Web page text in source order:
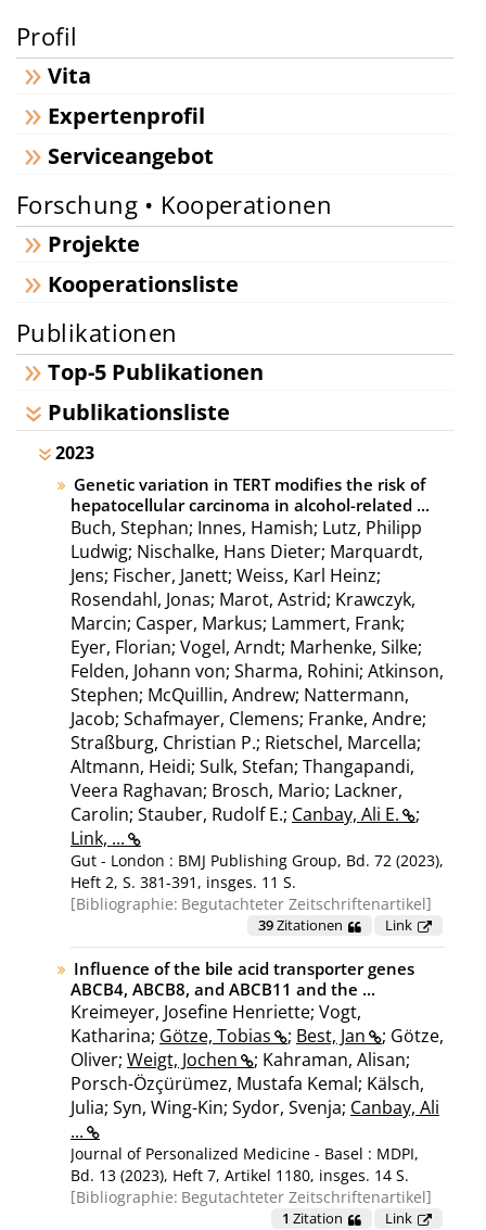
Profil
Vita
Expertenprofil
Serviceangebot
Forschung • Kooperationen
Projekte
Kooperationsliste
Publikationen
Top-5 Publikationen
Publikationsliste
2023
Genetic variation in TERT modifies the risk of
hepatocellular carcinoma in alcohol-related ...
Buch, Stephan; Innes, Hamish; Lutz, Philipp
Ludwig; Nischalke, Hans Dieter; Marquardt,
Jens; Fischer, Janett; Weiss, Karl Heinz;
Rosendahl, Jonas; Marot, Astrid; Krawczyk,
Marcin; Casper, Markus; Lammert, Frank;
Eyer, Florian; Vogel, Arndt; Marhenke, Silke;
Felden, Johann von; Sharma, Rohini; Atkinson,
Stephen; McQuillin, Andrew; Nattermann,
Jacob; Schafmayer, Clemens; Franke, Andre;
Straßburg, Christian P.; Rietschel, Marcella;
Altmann, Heidi; Sulk, Stefan; Thangapandi,
Veera Raghavan; Brosch, Mario; Lackner,
Carolin; Stauber, Rudolf E.; Canbay, Ali E.
;
Link, ...
Gut - London : BMJ Publishing Group, Bd. 72 (2023),
Heft 2, S. 381-391, insges. 11 S.
Bibliographie: Begutachteter Zeitschriftenartikel
Link
39Zitationen
Influence of the bile acid transporter genes
ABCB4, ABCB8, and ABCB11 and the ...
Kreimeyer, Josefine Henriette; Vogt,
Katharina; Götze, Tobias ; Best, Jan
; Götze,
Oliver; Weigt, Jochen
; Kahraman, Alisan;
Porsch-Özçürümez, Mustafa Kemal; Kälsch,
Julia; Syn, Wing-Kin; Sydor, Svenja; Canbay, Ali
...
Journal of Personalized Medicine - Basel : MDPI,
Bd. 13 (2023), Heft 7, Artikel 1180, insges. 14 S.
Bibliographie: Begutachteter Zeitschriftenartikel
Link
1 Zitation